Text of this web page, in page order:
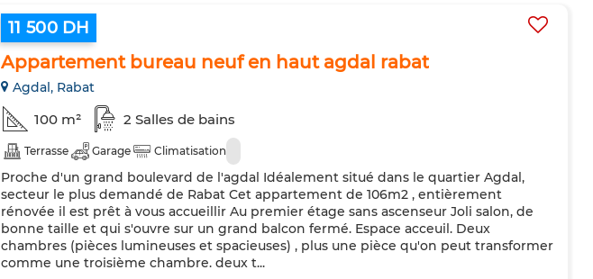
11 500 DH
Appartement bureau neuf en haut agdal rabat
Agdal, Rabat
100 m² 2 Salles de bains
Terrasse Garage Climatisation
Proche d'un grand boulevard de l'agdal Idéalement situé dans le quartier Agdal,
secteur le plus demandé de Rabat Cet appartement de 106m2 , entièrement
rénovée il est prêt à vous accueillir Au premier étage sans ascenseur Joli salon, de
bonne taille et qui s'ouvre sur un grand balcon fermé. Espace acceuil. Deux
chambres (pièces lumineuses et spacieuses) , plus une pièce qu'on peut transformer
comme une troisième chambre. deux t...